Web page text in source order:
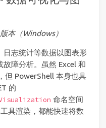
本（Windows）
志统计等数据以图表形
障分析。虽然 Excel 和
但 PowerShell 本身也具
的
命名空间
具渲染，都能快速将数